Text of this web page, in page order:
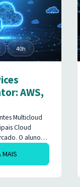
Kibana,
Google Cloud
40h
AWS,
Multicloud
Cloud
O aluno
como
Redes,
Logs, Auto
MAIS